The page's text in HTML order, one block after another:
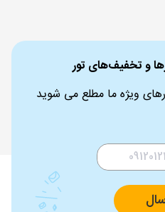
و تخفیف‌های تور
ویژه ما مطلع می شوید